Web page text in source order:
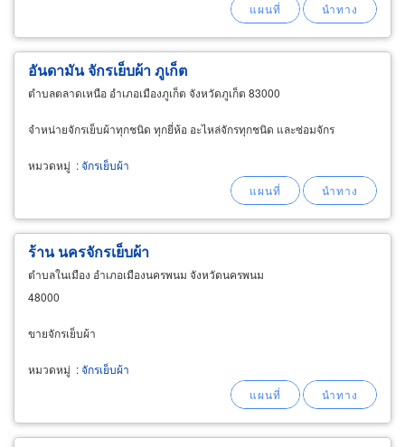
อันดามัน จักรเย็บผ้า ภูเก็ต
ตำบลตลาดเหนือ อำเภอเมืองภูเก็ต จังหวัดภูเก็ต 83000
จำหน่ายจักรเย็บผ้าทุกชนิด ทุกยี่ห้อ อะไหล่จักรทุกชนิด และซ่อมจักร
หมวดหมู่ :จักรเย็บผ้า
ร้าน นครจักรเย็บผ้า
ตำบลในเมือง อำเภอเมืองนครพนม จังหวัดนครพนม
48000
ขายจักรเย็บผ้า
หมวดหมู่ :จักรเย็บผ้า